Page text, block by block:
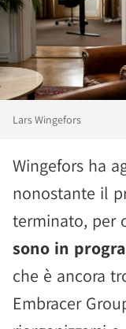
Lars Wingefors
Wingefors ha
nonostante il
terminato, per
sono in
che è ancora
Embracer